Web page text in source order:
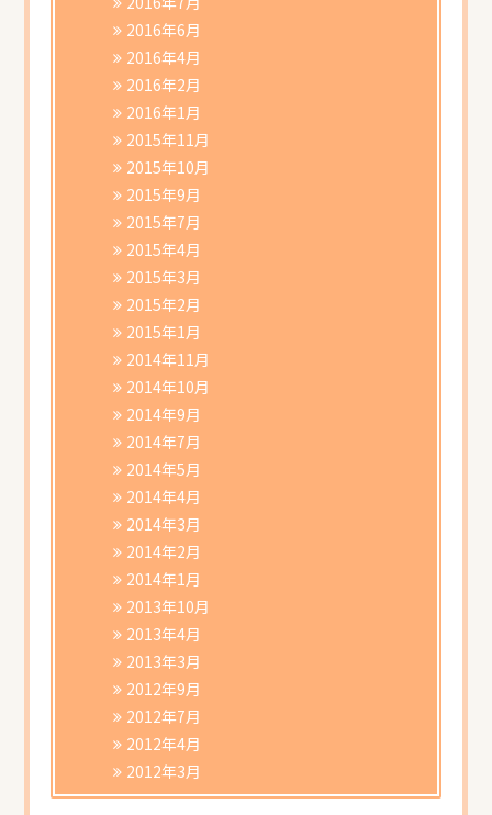
2016年6月
2016年4月
2016年2月
2016年1月
2015年11月
2015年10月
2015年9月
2015年7月
2015年4月
2015年3月
2015年2月
2015年1月
2014年11月
2014年10月
2014年9月
2014年7月
2014年5月
2014年4月
2014年3月
2014年2月
2014年1月
2013年10月
2013年4月
2013年3月
2012年9月
2012年7月
2012年4月
2012年3月